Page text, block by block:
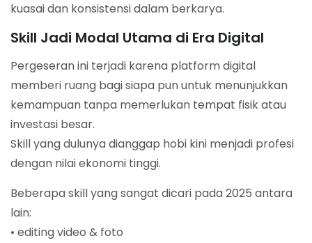
kuasai dan konsistensi dalam berkarya.
Skill Jadi Modal Utama di Era Digital
Pergeseran ini terjadi karena platform digital
memberi ruang bagi siapa pun untuk menunjukkan
kemampuan tanpa memerlukan tempat fisik atau
investasi besar.
Skill yang dulunya dianggap hobi kini menjadi profesi
dengan nilai ekonomi tinggi.
Beberapa skill yang sangat dicari pada 2025 antara
lain:
• editing video & foto